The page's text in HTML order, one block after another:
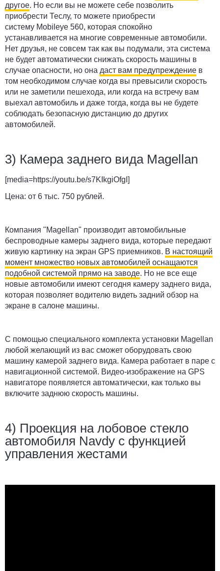
другое. Но если вы не можете себе позволить
приобрести Теслу, то можете приобрести
систему Mobileye 560, которая спокойно
устанавливается на многие современные автомобили.
Нет друзья, не совсем так как вы подумали, эта система
не будет автоматически снижать скорость машины в
случае опасности, но она даст вам предупреждение в
том необходимом случае когда вы превысили скорость
или не заметили пешехода, или когда на встречу вам
выехал автомобиль и даже тогда, когда вы не будете
соблюдать безопасную дистанцию до других
автомобилей.
3) Камера заднего вида Magellan
[media=https://youtu.be/s7KIkgiOfgI]
Цена: от 6 тыс. 750 рублей.
Компания "Magellan" производит автомобильные
беспроводные камеры заднего вида, которые передают
живую картинку на экран GPS приемников. В настоящий
момент множество новых автомобилей оснащаются
подобной системой прямо на заводе. Но не все еще
новые автомобили имеют сегодня камеру заднего вида,
которая позволяет водителю видеть задний обзор на
экране в салоне машины.
С помощью специального комплекта установки Magellan
любой желающий из вас сможет оборудовать свою
машину камерой заднего вида. Камера работает в паре с
навигационной системой. Видео-изображение на GPS
навигаторе появляется автоматически, как только вы
включите заднюю скорость машины.
4) Проекция на лобовое стекло
автомобиля Navdy с функцией
управления жестами